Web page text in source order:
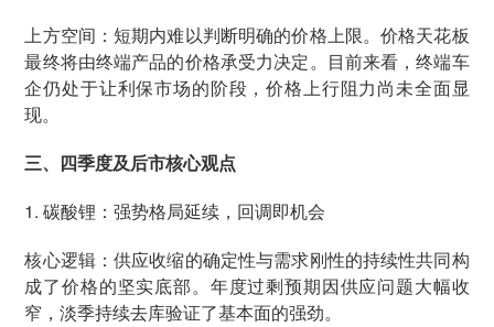
上方空间：短期内难以判断明确的价格上限。价格天花板
最终将由终端产品的价格承受力决定。目前来看，终端车
企仍处于让利保市场的阶段，价格上行阻力尚未全面显
现。
三、四季度及后市核心观点
1. 碳酸锂：强势格局延续，回调即机会
核心逻辑：供应收缩的确定性与需求刚性的持续性共同构
成了价格的坚实底部。年度过剩预期因供应问题大幅收
窄，淡季持续去库验证了基本面的强劲。